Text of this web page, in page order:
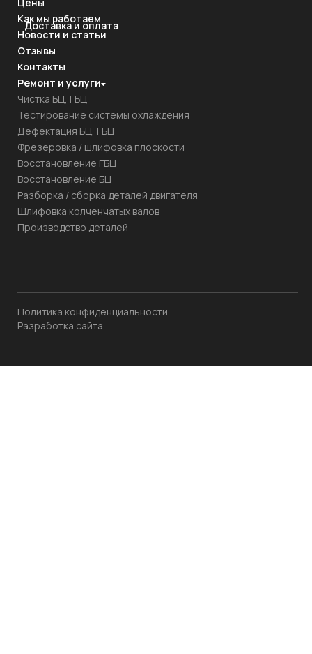
Ремонт и услуги
Новости и статьи
Дефектация БЦ, ГБЦ
Чистка БЦ, ГБЦ
Политика конфиденциальности
Разработка сайта
Отзывы
Фрезеровка / шлифовка плоскости
Разборка / сборка деталей двигателя
Как мы работаем
Тестирование системы охлаждения
Контакты
Восстановление ГБЦ
Шлифовка колченчатых валов
Восстановление БЦ
Производство деталей
Доставка и оплата